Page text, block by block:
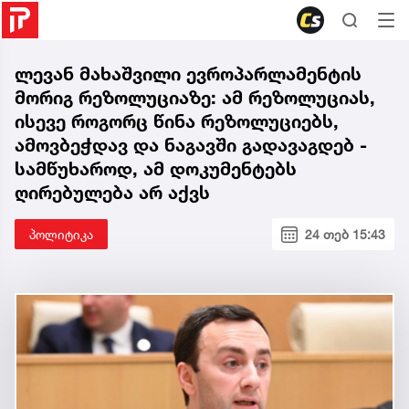
ლევან მახაშვილი ევროპარლამენტის
მორიგ რეზოლუციაზე: ამ რეზოლუციას,
ისევე როგორც წინა რეზოლუციებს,
ამოვბეჭდავ და ნაგავში გადავაგდებ -
სამწუხაროდ, ამ დოკუმენტებს
ღირებულება არ აქვს
პოლიტიკა 24 თებ 15:43